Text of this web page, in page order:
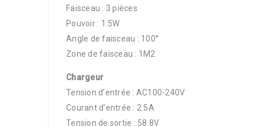
Faisceau : 3 pièces
Pouvoir : 1.5W
Angle de faisceau : 100°
Zone de faisceau : 1M2
Chargeur
Tension d’entrée : AC100-240V
Courant d’entrée : 2.5A
Tension de sortie : 58.8V